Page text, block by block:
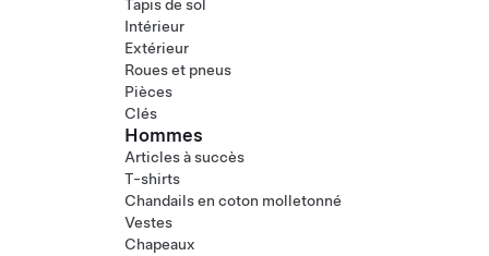
Tapis de sol
Intérieur
Extérieur
Roues et pneus
Pièces
Clés
Hommes
Articles à succès
T-shirts
Chandails en coton molletonné
Vestes
Chapeaux